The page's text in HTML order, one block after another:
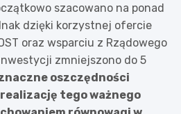
szacowano na ponad
dzięki korzystnej ofercie
oraz wsparciu z Rządowego
zmniejszono do 5
oszczędności
tego ważnego